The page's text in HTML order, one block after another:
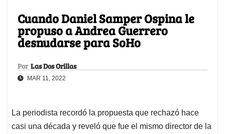
Cuando Daniel Samper Ospina le
propuso a Andrea Guerrero
desnudarse para SoHo
Por Las Dos Orillas
MAR 11, 2022
La periodista recordó la propuesta que rechazó hace
casi una década y reveló que fue el mismo director de la